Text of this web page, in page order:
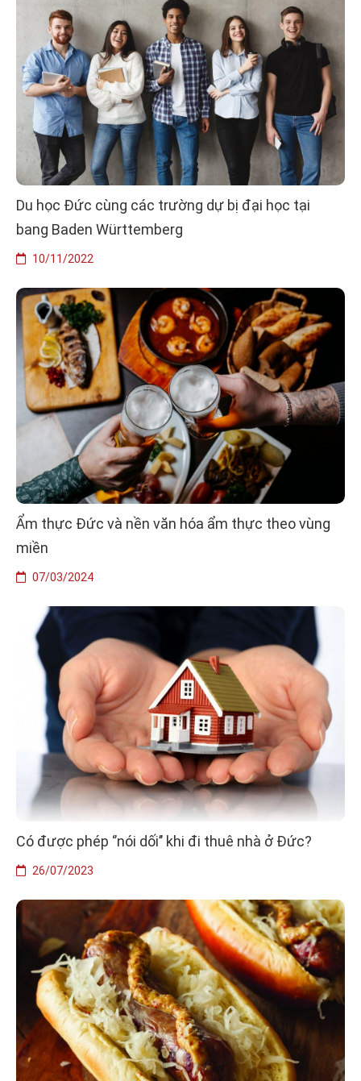
Du học Đức cùng các trường dự bị đại học tại
bang Baden Württemberg
10/11/2022
Ẩm thực Đức và nền văn hóa ẩm thực theo vùng
miền
07/03/2024
Có được phép ‘’nói dối’’ khi đi thuê nhà ở Đức?
26/07/2023